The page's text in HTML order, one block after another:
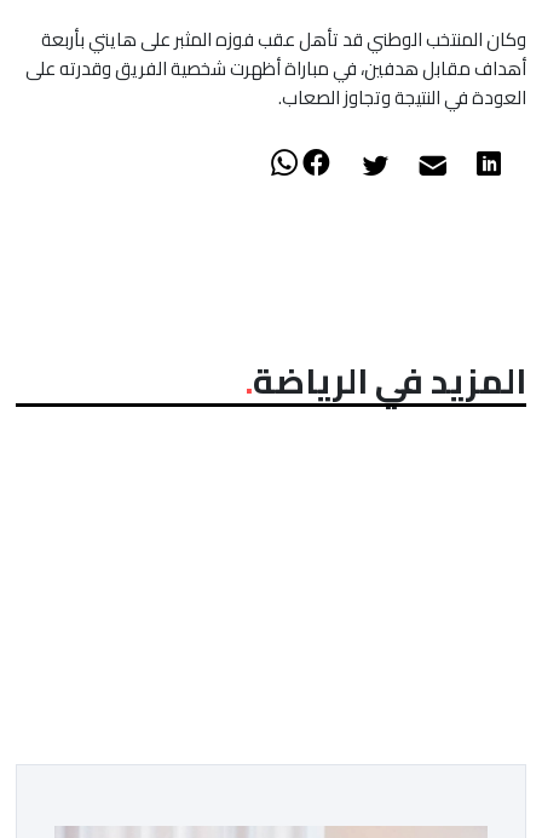
​وكان المنتخب الوطني قد تأهل عقب فوزه المثبر على هايتي بأربعة
أهداف مقابل هدفين، في مباراة أظهرت شخصية الفريق وقدرته على
العودة في النتيجة وتجاوز الصعاب.
المزيد في الرياضة